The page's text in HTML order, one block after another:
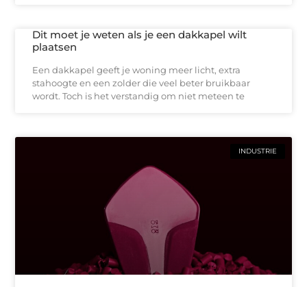
Dit moet je weten als je een dakkapel wilt
plaatsen
Een dakkapel geeft je woning meer licht, extra
stahoogte en een zolder die veel beter bruikbaar
wordt. Toch is het verstandig om niet meteen te
INDUSTRIE